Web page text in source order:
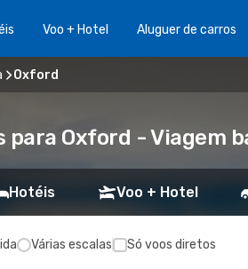
Voo + Hotel Aluguer de carros
Oxford
para Oxford - Viagem
Hotéis Voo + Hotel
Várias escalas Só voos diretos